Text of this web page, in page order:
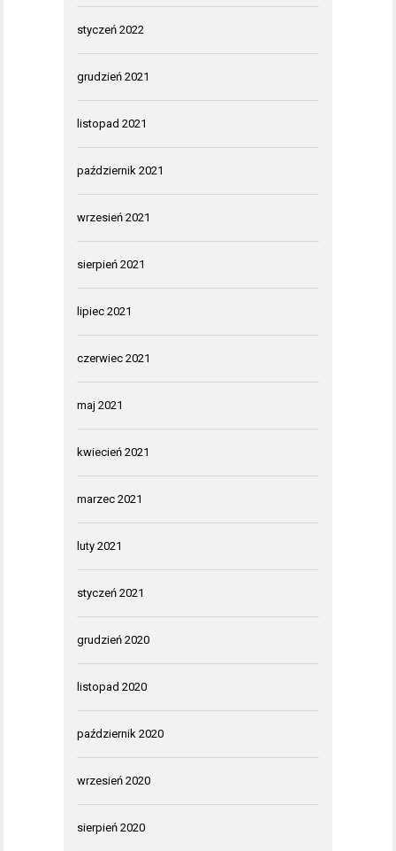
styczeń 2022
grudzień 2021
listopad 2021
październik 2021
wrzesień 2021
sierpień 2021
lipiec 2021
czerwiec 2021
maj 2021
kwiecień 2021
marzec 2021
luty 2021
styczeń 2021
grudzień 2020
listopad 2020
październik 2020
wrzesień 2020
sierpień 2020